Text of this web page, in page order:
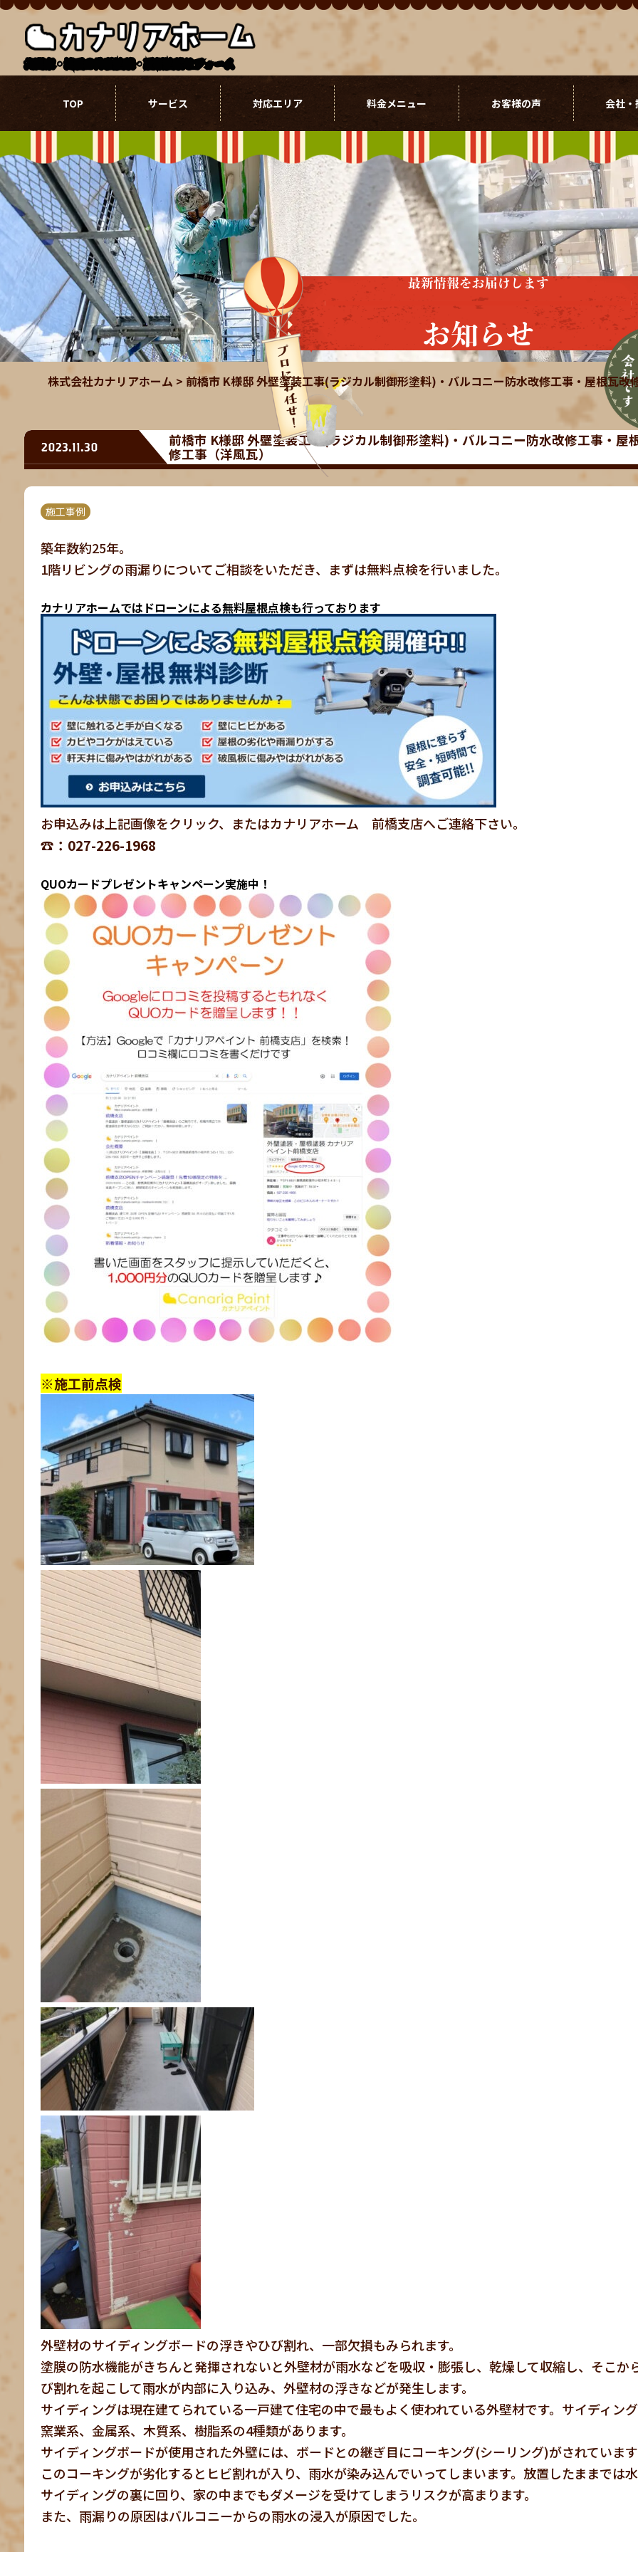
北関東・埼玉の外壁塗装・屋根塗装リフォーム
TOP サービス 対応エリア 料金メニュー お客様の声 会社
最新情報をお届けします
お知らせ
株式会社カナリアホーム > 前橋市 K様邸 外壁塗装工事(ラジカル制御形塗料)・バルコニー防水改修工事・屋根瓦改
2023.11.30
前橋市 K様邸 外壁塗装工事(ラジカル制御形塗料)・バルコニー防水改修工事・屋
修工事（洋風瓦）
施工事例
築年数約25年。
1階リビングの雨漏りについてご相談をいただき、まずは無料点検を行いました。
カナリアホームではドローンによる無料屋根点検も行っております
お申込みは上記画像をクリック、またはカナリアホーム 前橋支店へご連絡下さい。
☎：027-226-1968
QUOカードプレゼントキャンペーン実施中！
※施工前点検
外壁材のサイディングボードの浮きやひび割れ、一部欠損もみられます。
塗膜の防水機能がきちんと発揮されないと外壁材が雨水などを吸収・膨張し、乾燥して収縮し、そこか
び割れを起こして雨水が内部に入り込み、外壁材の浮きなどが発生します。
サイディングは現在建てられている一戸建て住宅の中で最もよく使われている外壁材です。サイディン
窯業系、金属系、木質系、樹脂系の4種類があります。
サイディングボードが使用された外壁には、ボードとの継ぎ目にコーキング(シーリング)がされていま
このコーキングが劣化するとヒビ割れが入り、雨水が染み込んでいってしまいます。放置したままでは
サイディングの裏に回り、家の中までもダメージを受けてしまうリスクが高まります。
また、雨漏りの原因はバルコニーからの雨水の浸入が原因でした。